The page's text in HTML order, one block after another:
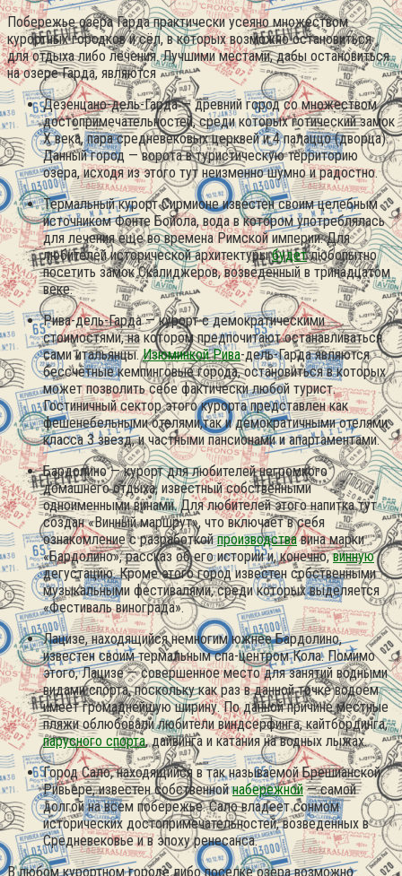
Побережье озера Гарда практически усеяно множеством
курортных городков и сёл, в которых возможно остановиться
для отдыха либо лечения. Лучшими местами, дабы остановиться
на озере Гарда, являются
Дезенцано-дель-Гарда — древний город со множеством
достопримечательностей, среди которых готический замок
X века, пара средневековых церквей и 4 палаццо (дворца).
Данный город — ворота в туристическую территорию
озера, исходя из этого тут неизменно шумно и радостно.
Термальный курорт Сирмионе известен своим целебным
источником Фонте Бойола, вода в котором употреблялась
для лечения еще во времена Римской империи. Для
любителей исторической архитектурыбудетлюбопытно
посетить замок Скалиджеров, возведенный в тринадцатом
веке.
Рива-дель-Гарда — курорт с демократическими
стоимостями, на котором предпочитают останавливаться
сами итальянцы.Изюминкой Рива-дель-Гарда являются
бессчётные кемпинговые города, остановиться в которых
может позволить себе фактически любой турист.
Гостиничный сектор этого курорта представлен как
фешенебельными отелями,так и демократичными отелями
класса 3 звезд, и частными пансионами и апартаментами.
Бардолино — курорт для любителей негромкого
домашнего отдыха, известный собственными
одноименными винами. Для любителей этого напитка тут
создан «Винный маршрут», что включает в себя
ознакомление с разработкойпроизводствавина марки
«Бардолино», рассказ об его истории и, конечно,винную
дегустацию. Кроме этого город известен собственными
музыкальными фестивалями, среди которых выделяется
«Фестиваль винограда».
Лацизе, находящийся немногим южнее Бардолино,
известен своим термальным спа-центром Кола. Помимо
этого, Лацизе — совершенное место для занятий водными
видами спорта, поскольку как раз в данной точке водоем
имеет громаднейшую ширину. По данной причине местные
пляжи облюбовали любители виндсерфинга, кайтбординга,
парусного спорта, дайвинга и катания на водных лыжах.
Город Сало, находящийся в так называемой Брешианской
Ривьере, известен собственнойнабережной— самой
долгой на всем побережье. Сало владеет сонмом
исторических достопримечательностей, возведенных в
Средневековье и в эпоху ренесанса.
В любом курортном городе либо поселке озера возможно